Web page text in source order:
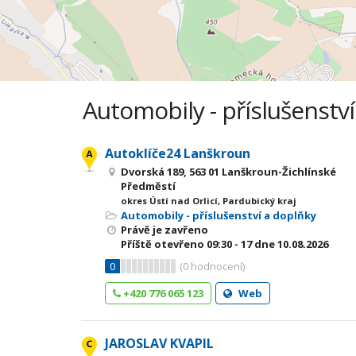
Automobily -
Autoklíče24 Lanškroun
Dvorská 189, 563 01 Lanškroun-Žichlínské
Předměstí
okres Ústí nad Orlicí, Pardubický kraj
Automobily - příslušenství a doplňky
Právě je zavřeno
Příště otevřeno 09:30 - 17dne 10.08.2026
0
(0 hodnocení)
+420 776 065 123
Web
JAROSLAV KVAPIL